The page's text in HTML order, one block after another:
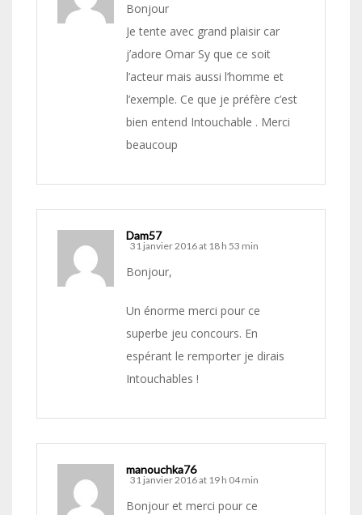
Bonjour
Je tente avec grand plaisir car
j’adore Omar Sy que ce soit
l’acteur mais aussi l’homme et
l’exemple. Ce que je préfère c’est
bien entend Intouchable . Merci
beaucoup
Dam57
31 janvier 2016 at 18 h 53 min
Bonjour,
Un énorme merci pour ce
superbe jeu concours. En
espérant le remporter je dirais
Intouchables !
manouchka76
31 janvier 2016 at 19 h 04 min
Bonjour et merci pour ce